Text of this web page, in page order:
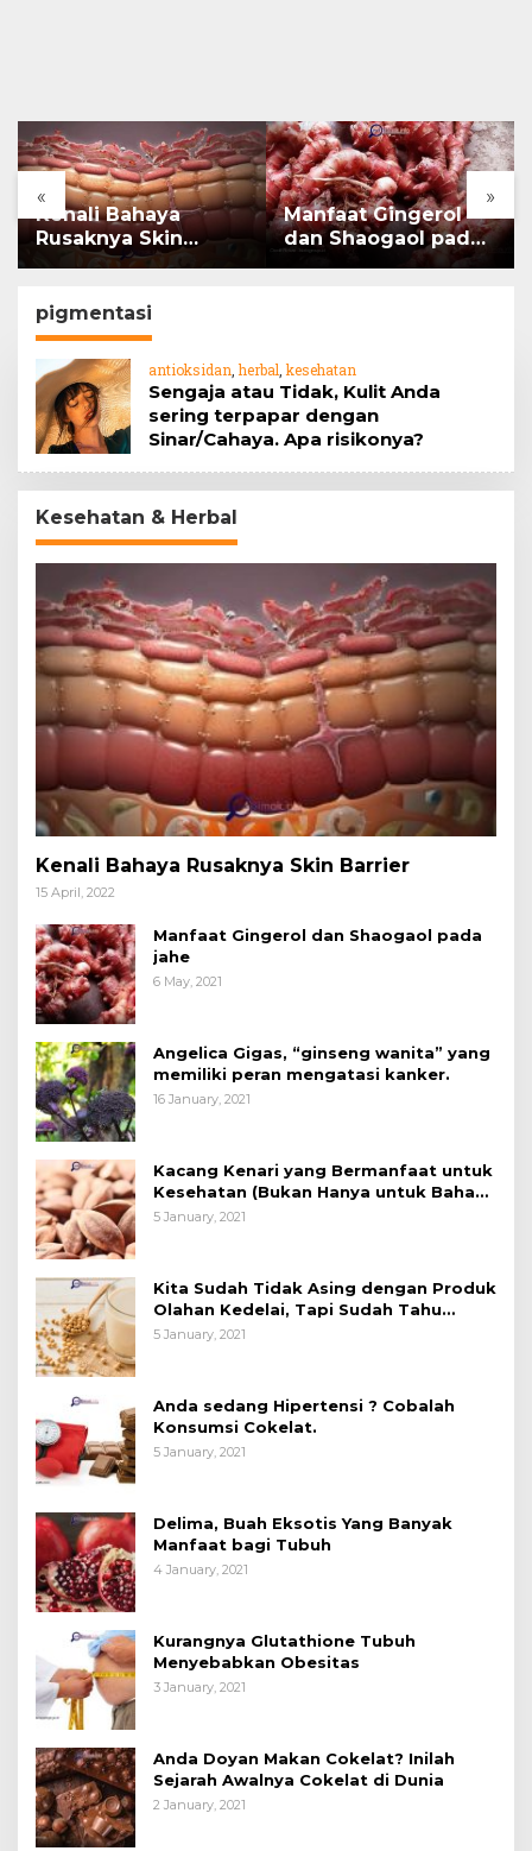
« »
Kenali Bahaya
Rusaknya Skin
Barrier
Manfaat Gingerol
dan Shaogaol pada
pigmentasi
antioksidan ,herbal kesehatan
Sengaja atau Tidak, Kulit Anda
sering terpapar dengan
Sinar/Cahaya. Apa risikonya?
Kesehatan & Herbal
Kenali Bahaya Rusaknya Skin Barrier
15 April, 2022
Manfaat Gingerol dan Shaogaol pada
jahe
6 May, 2021
Angelica Gigas, “ginseng wanita” yang
memiliki peran mengatasi kanker.
16 January, 2021
Kacang Kenari yang Bermanfaat untuk
Kesehatan (Bukan Hanya untuk Bahan
Kue)
5 January, 2021
Kita Sudah Tidak Asing dengan Produk
Olahan Kedelai, Tapi Sudah Tahu
Manfaatnya untuk Kesehatan?
5 January, 2021
Anda sedang Hipertensi ? Cobalah
Konsumsi Cokelat.
5 January, 2021
Delima, Buah Eksotis Yang Banyak
Manfaat bagi Tubuh
4 January, 2021
Kurangnya Glutathione Tubuh
Menyebabkan Obesitas
3 January, 2021
Anda Doyan Makan Cokelat? Inilah
Sejarah Awalnya Cokelat di Dunia
2 January, 2021